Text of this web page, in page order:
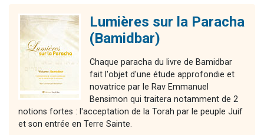
Lumières sur la Paracha
(Bamidbar)
Chaque paracha du livre de Bamidbar
fait l'objet d'une étude approfondie et
novatrice par le Rav Emmanuel
Bensimon qui traitera notamment de 2
notions fortes : l'acceptation de la Torah par le peuple Juif
et son entrée en Terre Sainte.